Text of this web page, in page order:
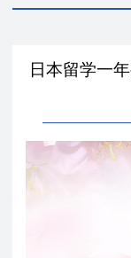
日本留学一